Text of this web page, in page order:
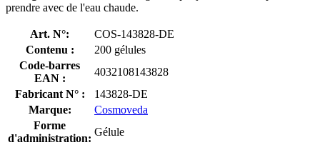
prendre avec de l'eau chaude.
Art. N°:
COS-143828-DE
Contenu :
200 gélules
Code-barres
EAN :
4032108143828
Fabricant N° :
143828-DE
Marque:
Cosmoveda
Forme
d'administration:
Gélule